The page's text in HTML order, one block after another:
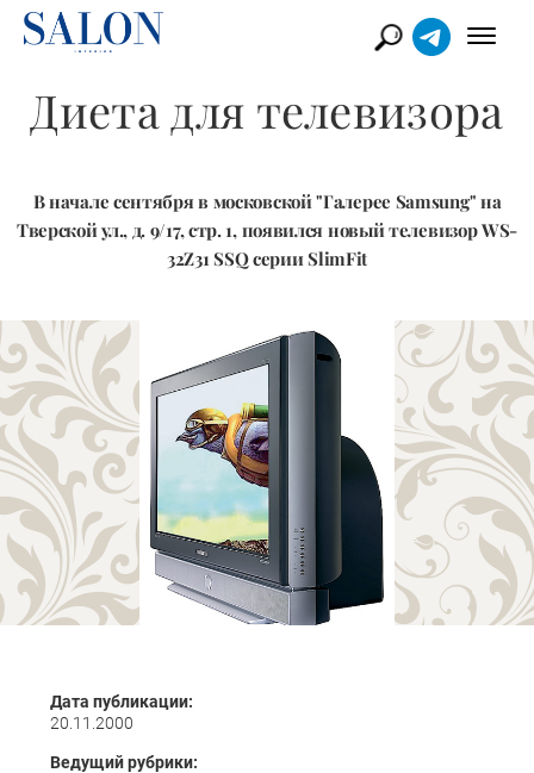
Диета для телевизора
В начале сентября в московской "Галерее Samsung" на
Тверской ул., д. 9/17, стр. 1, появился новый телевизор WS-
32Z31 SSQ серии SlimFit
Дата публикации:
20.11.2000
Ведущий рубрики: